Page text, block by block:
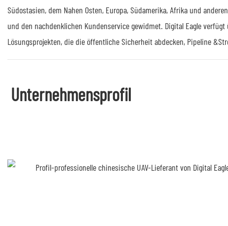
Südostasien, dem Nahen Osten, Europa, Südamerika, Afrika und
und den nachdenklichen Kundenservice gewidmet. Digital Eagle
Lösungsprojekten, die die öffentliche Sicherheit abdecken, Pipeline
Unternehmensprofil